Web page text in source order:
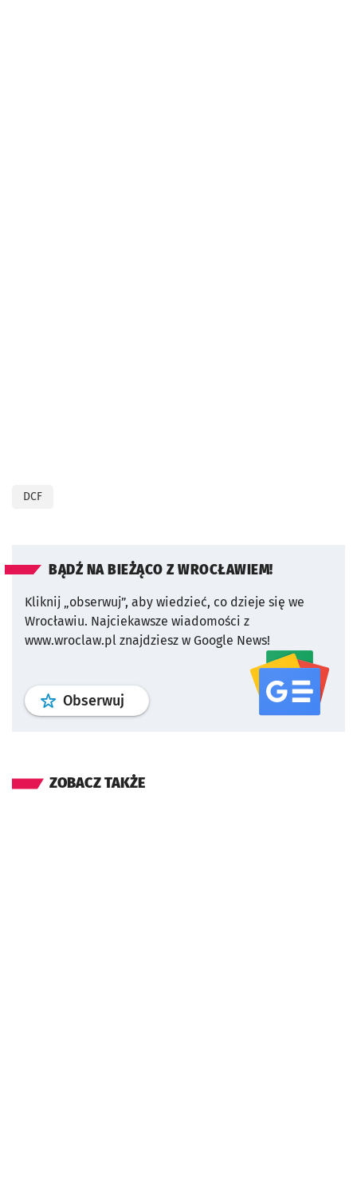
DCF
BĄDŹ NA BIEŻĄCO Z WROCŁAWIEM!
Kliknij „obserwuj”, aby wiedzieć, co dzieje się we
Wrocławiu. Najciekawsze wiadomości z
www.wroclaw.pl znajdziesz w Google News!
Obserwuj profil serwisu
ZOBACZ TAKŻE